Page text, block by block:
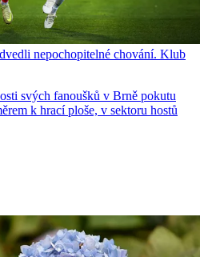
nepochopitelné chování. Klub
svých fanoušků v Brně pokutu
k hrací ploše, v sektoru hostů